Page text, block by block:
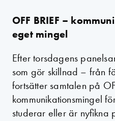
OFF BRIEF –
eget mingel
Efter torsdagens
som gör skillnad – från
fortsätter samtalen på
kommunikationsmingel
studerar eller är nyfikna